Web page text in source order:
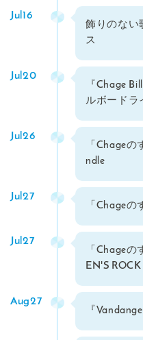
飾りのない
ス
Jul16
『Chage
ルボードラ
Jul20
「Chage
ndle
Jul26
「Chage
Jul27
「Chage
EN'S
Jul27
『
Aug27